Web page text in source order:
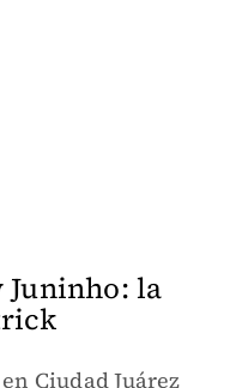
Juninho: la
Ciudad Juárez